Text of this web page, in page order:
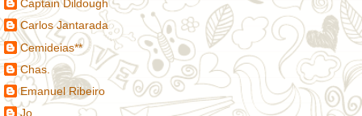
Captain Dildough
Carlos Jantarada
Cemideias**
Chas.
Emanuel Ribeiro
Jo